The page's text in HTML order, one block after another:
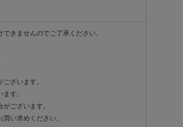
きませんのでご了承ください。
ざいます。
す。
ございます。
い求めください。